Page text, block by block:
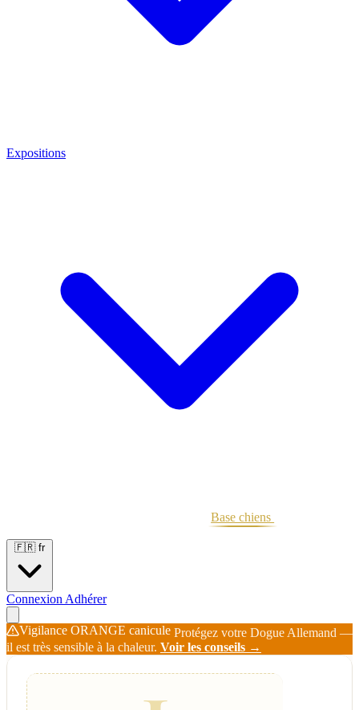
Expositions
Base chiens
🇫🇷 fr
Connexion Adhérer
Vigilance ORANGE canicule Protégez votre Dogue Allemand —
il est très sensible à la chaleur. Voir les conseils →